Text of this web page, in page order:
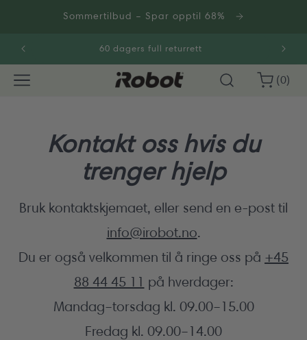
Sommertilbud – Spar opptil 68%
60 dagers full returrett
Handlekurv
(0)
0
varer
Kontakt oss hvis du
trenger hjelp
Bruk kontaktskjemaet, eller send en e-post til
info@irobot.no.
Du er også velkommen til å ringe oss på +45
88 44 45 11 på hverdager:
Mandag–torsdag kl. 09.00–15.00
Fredag kl. 09.00–14.00